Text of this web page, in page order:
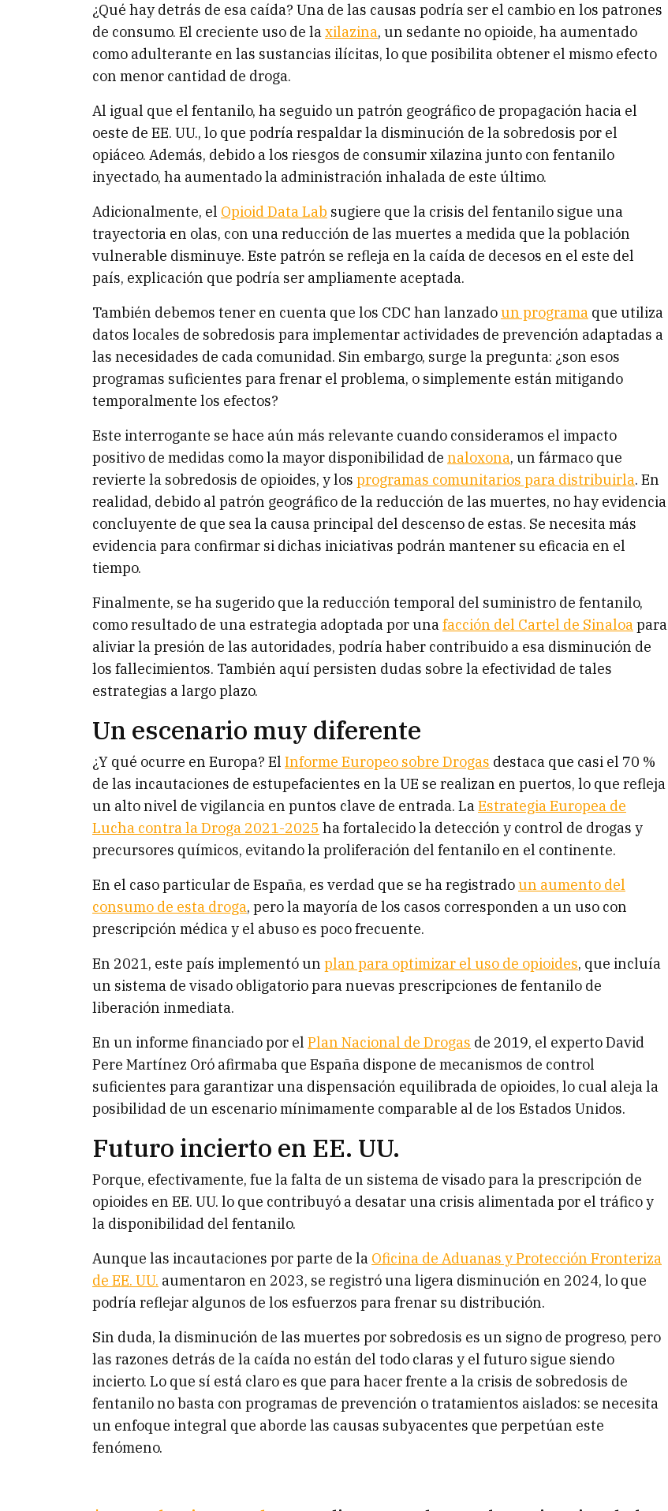
¿Qué hay detrás de esa caída? Una de las causas podría ser el cambio en los patrones
de consumo. El creciente uso de laxilazina, un sedante no opioide, ha aumentado
como adulterante en las sustancias ilícitas, lo que posibilita obtener el mismo efecto
con menor cantidad de droga.
Al igual que el fentanilo, ha seguido un patrón geográfico de propagación hacia el
oeste de EE. UU., lo que podría respaldar la disminución de la sobredosis por el
opiáceo. Además, debido a los riesgos de consumir xilazina junto con fentanilo
inyectado, ha aumentado la administración inhalada de este último.
Adicionalmente, el Opioid Data Lab sugiere que la crisis del fentanilo sigue una
trayectoria en olas, con una reducción de las muertes a medida que la población
vulnerable disminuye. Este patrón se refleja en la caída de decesos en el este del
país, explicación que podría ser ampliamente aceptada.
También debemos tener en cuenta que los CDC han lanzadoun programa que utiliza
datos locales de sobredosis para implementar actividades de prevención adaptadas a
las necesidades de cada comunidad. Sin embargo, surge la pregunta: ¿son esos
programas suficientes para frenar el problema, o simplemente están mitigando
temporalmente los efectos?
Este interrogante se hace aún más relevante cuando consideramos el impacto
positivo de medidas como la mayor disponibilidad de naloxona, un fármaco que
revierte la sobredosis de opioides, y los programas comunitarios para distribuirla. En
realidad, debido al patrón geográfico de la reducción de las muertes, no hay evidencia
concluyente de que sea la causa principal del descenso de estas. Se necesita más
evidencia para confirmar si dichas iniciativas podrán mantener su eficacia en el
tiempo.
Finalmente, se ha sugerido que la reducción temporal del suministro de fentanilo,
como resultado de una estrategia adoptada por unafacción del Cartel de Sinaloapara
aliviar la presión de las autoridades, podría haber contribuido a esa disminución de
los fallecimientos. También aquí persisten dudas sobre la efectividad de tales
estrategias a largo plazo.
Un escenario muy diferente
¿Y qué ocurre en Europa? El Informe Europeo sobre Drogas destaca que casi el 70 %
de las incautaciones de estupefacientes en la UE se realizan en puertos, lo que refleja
un alto nivel de vigilancia en puntos clave de entrada. LaEstrategia Europea de
Lucha contra la Droga 2021-2025 ha fortalecido la detección y control de drogas y
precursores químicos, evitando la proliferación del fentanilo en el continente.
En el caso particular de España, es verdad que se ha registradoun aumento del
consumo de esta droga, pero la mayoría de los casos corresponden a un uso con
prescripción médica y el abuso es poco frecuente.
En 2021, este país implementó un plan para optimizar el uso de opioides, que incluía
un sistema de visado obligatorio para nuevas prescripciones de fentanilo de
liberación inmediata.
En un informe financiado por el Plan Nacional de Drogas de 2019, el experto David
Pere Martínez Oró afirmaba que España dispone de mecanismos de control
suficientes para garantizar una dispensación equilibrada de opioides, lo cual aleja la
posibilidad de un escenario mínimamente comparable al de los Estados Unidos.
Futuro incierto en EE. UU.
Porque, efectivamente, fue la falta de un sistema de visado para la prescripción de
opioides en EE. UU. lo que contribuyó a desatar una crisis alimentada por el tráfico y
la disponibilidad del fentanilo.
Aunque las incautaciones por parte de la Oficina de Aduanas y Protección Fronteriza
de EE. UU. aumentaron en 2023, se registró una ligera disminución en 2024, lo que
podría reflejar algunos de los esfuerzos para frenar su distribución.
Sin duda, la disminución de las muertes por sobredosis es un signo de progreso, pero
las razones detrás de la caída no están del todo claras y el futuro sigue siendo
incierto. Lo que sí está claro es que para hacer frente a la crisis de sobredosis de
fentanilo no basta con programas de prevención o tratamientos aislados: se necesita
un enfoque integral que aborde las causas subyacentes que perpetúan este
fenómeno.